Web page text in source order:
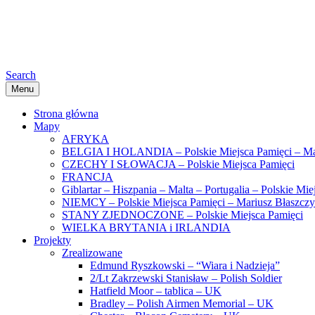
Search
Menu
Strona główna
Mapy
AFRYKA
BELGIA I HOLANDIA – Polskie Miejsca Pamięci –
CZECHY I SŁOWACJA – Polskie Miejsca Pamięci
FRANCJA
Giblartar – Hiszpania – Malta – Portugalia – Polskie
NIEMCY – Polskie Miejsca Pamięci – Mariusz
STANY ZJEDNOCZONE – Polskie Miejsca Pamięci
WIELKA BRYTANIA i IRLANDIA
Projekty
Zrealizowane
Edmund Ryszkowski – “Wiara i Nadzieja”
2/Lt Zakrzewski Stanisław – Polish Soldier
Hatfield Moor – tablica – UK
Bradley – Polish Airmen Memorial – UK